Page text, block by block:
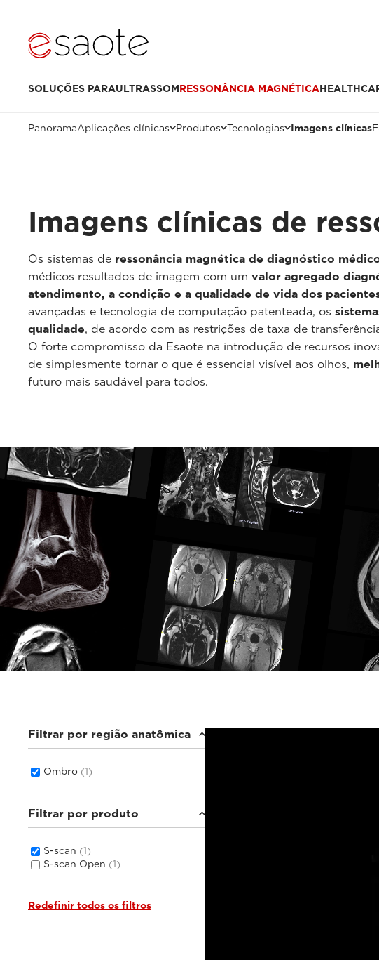
SOLUÇÕES PARAULTRASSOMRESSONÂNCIA MAGNÉTICA
PanoramaAplicações clínicas Produtos Tecnologias Imagens clínicas
Imagens clínicas de
Os sistemas de ressonância magnética de diagnóstico
médicos resultados de imagem com um valor agregado
atendimento, a condição e a qualidade de vida dos
avançadas e tecnologia de computação patenteada, os
qualidade, de acordo com as restrições de taxa de
O forte compromisso da Esaote na introdução de recursos
de simplesmente tornar o que é essencial visível aos olhos,
futuro mais saudável para todos.
Filtrar por região anatômica
Ombro (1)
Filtrar por produto
S-scan (1)
S-scan Open (1)
Redefinir todos os filtros